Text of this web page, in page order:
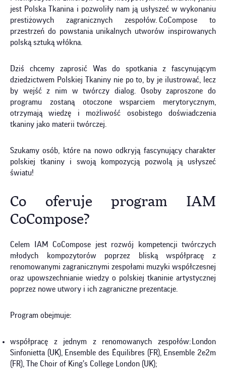
jest Polska Tkanina i pozwoliły nam ją usłyszeć w wykonaniu
prestiżowych zagranicznych zespołów. CoCompose to
przestrzeń do powstania unikalnych utworów inspirowanych
polską sztuką włókna.
Dziś chcemy zaprosić Was do spotkania z fascynującym
dziedzictwem Polskiej Tkaniny nie po to, by je ilustrować, lecz
by wejść z nim w twórczy dialog. Osoby zaproszone do
programu zostaną otoczone wsparciem merytorycznym,
otrzymają wiedzę i możliwość osobistego doświadczenia
tkaniny jako materii twórczej.
Szukamy osób, które na nowo odkryją fascynujący charakter
polskiej tkaniny i swoją kompozycją pozwolą ją usłyszeć
światu!
Co oferuje program IAM
CoCompose?
Celem IAM CoCompose jest rozwój kompetencji twórczych
młodych kompozytorów poprzez bliską współpracę z
renomowanymi zagranicznymi zespołami muzyki współczesnej
oraz upowszechnianie wiedzy o polskiej tkaninie artystycznej
poprzez nowe utwory i ich zagraniczne prezentacje.
Program obejmuje:
współpracę z jednym z renomowanych zespołów: London
Sinfonietta (UK), Ensemble des Équilibres (FR), Ensemble 2e2m
(FR), The Choir of King’s College London (UK);